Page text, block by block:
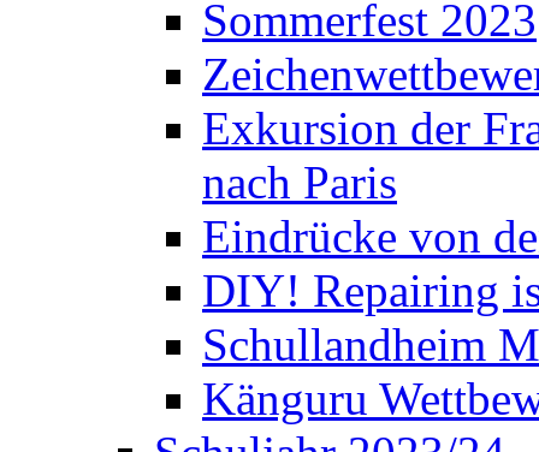
Sommerfest 2023
Exkursion der
nach Paris
Eindrücke von
DIY! Repairing
Schullandheim
Känguru